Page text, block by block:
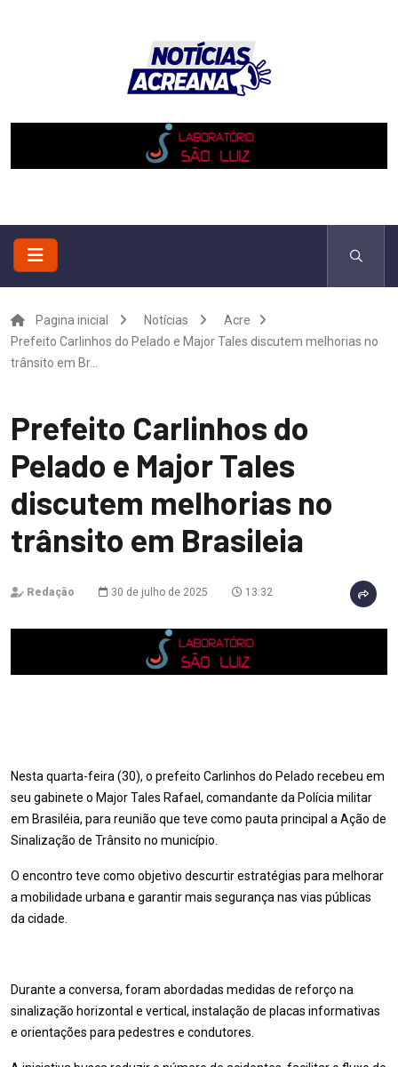
Pagina inicial Notícias
Acre
Prefeito Carlinhos do Pelado e Major Tales discutem melhorias no
trânsito em Br...
Prefeito Carlinhos do
Pelado e Major Tales
discutem melhorias no
trânsito em Brasileia
Redação 30 de julho de 2025 13:32
Nesta quarta-feira (30), o prefeito Carlinhos do Pelado recebeu em
seu gabinete o Major Tales Rafael, comandante da Polícia militar
em Brasiléia, para reunião que teve como pauta principal a Ação de
Sinalização de Trânsito no município.
O encontro teve como objetivo descurtir estratégias para melhorar
a mobilidade urbana e garantir mais segurança nas vias públicas
da cidade.
Durante a conversa, foram abordadas medidas de reforço na
sinalização horizontal e vertical, instalação de placas informativas
e orientações para pedestres e condutores.